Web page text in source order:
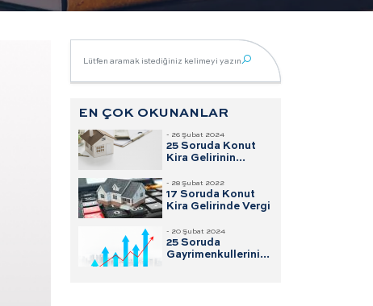
EN ÇOK OKUNANLAR
- 26 Şubat 2024
25 Soruda Konut
Kira Gelirinin
- 28 Şubat 2022
17 Soruda Konut
Kira Gelirinde Vergi
- 20 Şubat 2024
25 Soruda
Gayrimenkullerini